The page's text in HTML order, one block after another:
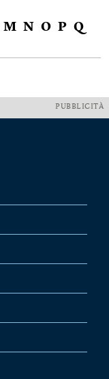
M N O P Q
PUBBLICITÀ